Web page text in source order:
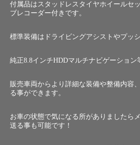
付属品はスタッドレスタイヤホイールセ
ブレコーダー付きです。
標準装備はドライビングアシストやプッ
純正8.8インチHDDマルチナビゲーション
販売車両からより詳細な装備や整備内容
る事ができます。
お車の状態で気になる所がありましたら
送る事も可能です！